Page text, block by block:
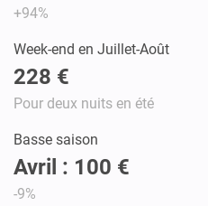
+94%
Week-end en Juillet-Août
228 €
Pour deux nuits en été
Basse saison
Avril : 100 €
-9%